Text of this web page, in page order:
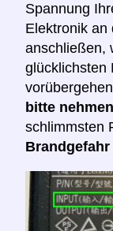
Spannung
Elektronik an
anschließen,
glücklichsten
bitte
schlimmsten